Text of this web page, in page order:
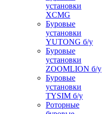
установки
XCMG
Буровые
установки
YUTONG б/у
Буровые
установки
ZOOMLION б/у
Буровые
установки
TYSIM б/у
Роторные